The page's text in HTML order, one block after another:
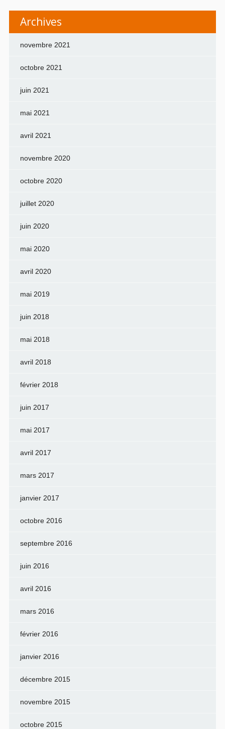
Archives
novembre 2021
octobre 2021
juin 2021
mai 2021
avril 2021
novembre 2020
octobre 2020
juillet 2020
juin 2020
mai 2020
avril 2020
mai 2019
juin 2018
mai 2018
avril 2018
février 2018
juin 2017
mai 2017
avril 2017
mars 2017
janvier 2017
octobre 2016
septembre 2016
juin 2016
avril 2016
mars 2016
février 2016
janvier 2016
décembre 2015
novembre 2015
octobre 2015